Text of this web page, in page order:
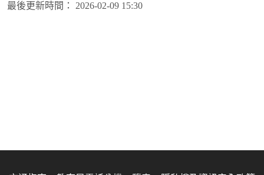
最後更新時間： 2026-02-09 15:30